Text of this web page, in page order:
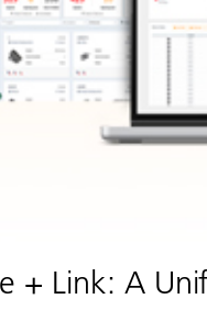
+ Link: A